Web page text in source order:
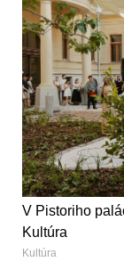
V Pistoriho
Kultúra
Kultúra